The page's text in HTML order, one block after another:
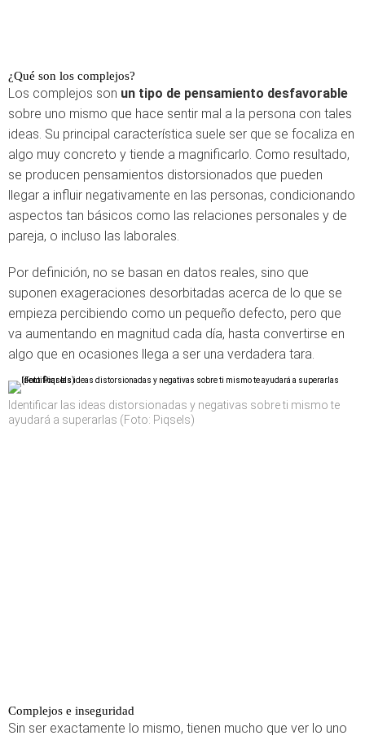
¿Qué son los complejos?
Los complejos son un tipo de pensamiento desfavorable
sobre uno mismo que hace sentir mal a la persona con tales
ideas. Su principal característica suele ser que se focaliza en
algo muy concreto y tiende a magnificarlo. Como resultado,
se producen pensamientos distorsionados que pueden
llegar a influir negativamente en las personas, condicionando
aspectos tan básicos como las relaciones personales y de
pareja, o incluso las laborales.
Por definición, no se basan en datos reales, sino que
suponen exageraciones desorbitadas acerca de lo que se
empieza percibiendo como un pequeño defecto, pero que
va aumentando en magnitud cada día, hasta convertirse en
algo que en ocasiones llega a ser una verdadera tara.
Identificar las ideas distorsionadas y negativas sobre ti mismo te
ayudará a superarlas (Foto: Piqsels)
Complejos e inseguridad
Sin ser exactamente lo mismo, tienen mucho que ver lo uno